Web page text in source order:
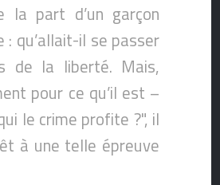
part d’un garçon
qu’allait-il se passer
de la liberté. Mais,
pour ce qu’il est –
le crime profite ?", il
à une telle épreuve